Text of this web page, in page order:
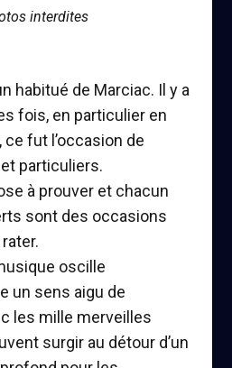
interdites
habitué de Marciac. Il y a
fois, en particulier en
fut l’occasion de
particuliers.
à prouver et chacun
sont des occasions
oscille
un sens aigu de
les mille merveilles
surgir au détour d’un